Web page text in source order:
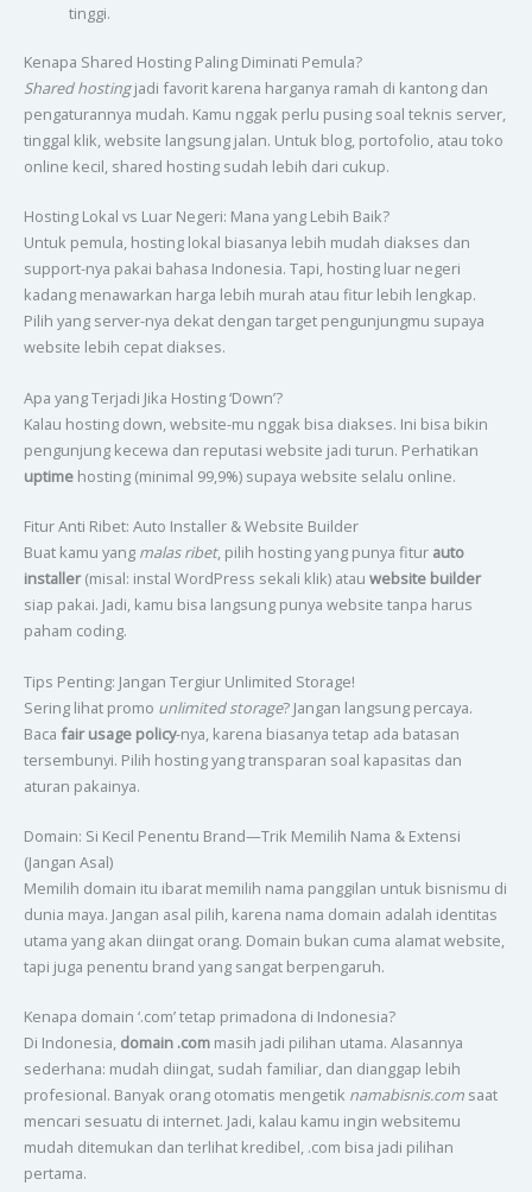
tinggi.
Kenapa Shared Hosting Paling Diminati Pemula?
Shared hostingjadi favorit karena harganya ramah di kantong dan
pengaturannya mudah. Kamu nggak perlu pusing soal teknis server,
tinggal klik, website langsung jalan. Untuk blog, portofolio, atau toko
online kecil, shared hosting sudah lebih dari cukup.
Hosting Lokal vs Luar Negeri: Mana yang Lebih Baik?
Untuk pemula, hosting lokal biasanya lebih mudah diakses dan
support-nya pakai bahasa Indonesia. Tapi, hosting luar negeri
kadang menawarkan harga lebih murah atau fitur lebih lengkap.
Pilih yang server-nya dekat dengan target pengunjungmu supaya
website lebih cepat diakses.
Apa yang Terjadi Jika Hosting ‘Down’?
Kalau hosting down, website-mu nggak bisa diakses. Ini bisa bikin
pengunjung kecewa dan reputasi website jadi turun. Perhatikan
uptimehosting (minimal 99,9%) supaya website selalu online.
Fitur Anti Ribet: Auto Installer & Website Builder
Buat kamu yang malas ribet, pilih hosting yang punya fitur auto
installer(misal: instal WordPress sekali klik) atau website builder
siap pakai. Jadi, kamu bisa langsung punya website tanpa harus
paham coding.
Tips Penting: Jangan Tergiur Unlimited Storage!
Sering lihat promo unlimited storage? Jangan langsung percaya.
Baca fair usage policy-nya, karena biasanya tetap ada batasan
tersembunyi. Pilih hosting yang transparan soal kapasitas dan
aturan pakainya.
Domain: Si Kecil Penentu Brand—Trik Memilih Nama & Extensi
(Jangan Asal)
Memilih domain itu ibarat memilih nama panggilan untuk bisnismu di
dunia maya. Jangan asal pilih, karena nama domain adalah identitas
utama yang akan diingat orang. Domain bukan cuma alamat website,
tapi juga penentu brand yang sangat berpengaruh.
Kenapa domain ‘.com’ tetap primadona di Indonesia?
Di Indonesia, domain .commasih jadi pilihan utama. Alasannya
sederhana: mudah diingat, sudah familiar, dan dianggap lebih
profesional. Banyak orang otomatis mengetik namabisnis.comsaat
mencari sesuatu di internet. Jadi, kalau kamu ingin websitemu
mudah ditemukan dan terlihat kredibel, .com bisa jadi pilihan
pertama.